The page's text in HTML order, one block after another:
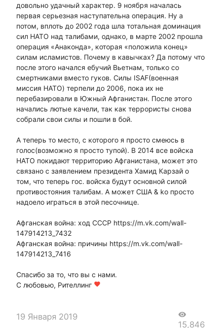
довольно удачный характер. 9 ноября началась
первая серьезная наступательна операция. Ну а
потом, вплоть до 2002 года шла тотальная доминация
сил НАТО над талибами, однако, в марте 2002 прошла
операция «Анаконда», которая «положила конец»
силам исламистов. Почему в кавычках? Да потому что
после этого начался ебучий Вьетнам, только со
смертниками вместо гуков. Силы ISAF(военная
миссия НАТО) терпели до 2006, пока их не
перебазировали в Южный Афганистан. После этого
начались лютые качели, так как террористы снова
собрали свои силы и пошли в бой.
А теперь то место, с которого я просто смеюсь в
голос(возможно я просто тупой). В 2014 все войска
НАТО покидают территорию Афганистана, может это
связано с заявлением президента Хамид Карзай о
том, что теперь гос. войска будут основной силой
противостояния талибам. А может США & ko просто
надоело играться в этой песочнице.
Афганская война: ход СССР https://m.vk.com/wall-
147914213_7432
Афганская война: причины https://m.vk.com/wall-
147914213_7416
Спасибо за то, что вы с нами.
С любовью, Рителлинг favorite
19 Января 2019 visibility
15,846